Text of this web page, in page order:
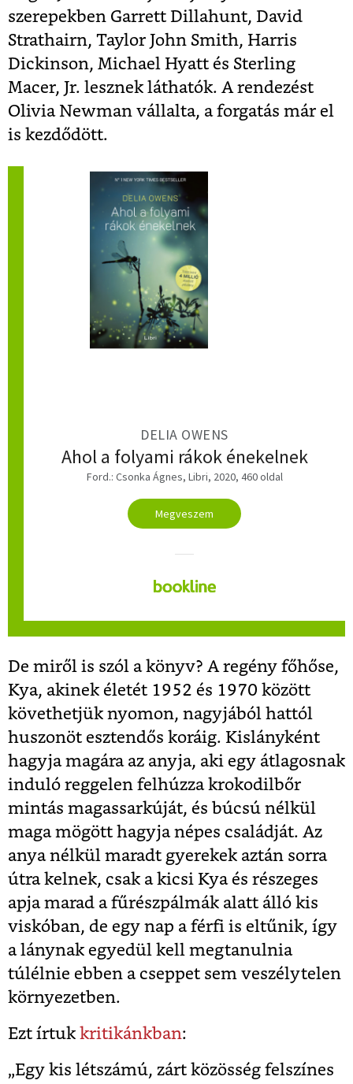
szerepekben Garrett Dillahunt, David
Strathairn, Taylor John Smith, Harris
Dickinson, Michael Hyatt és Sterling
Macer, Jr. lesznek láthatók. A rendezést
Olivia Newman vállalta, a forgatás már el
is kezdődött.
DELIA OWENS
Ahol a folyami rákok énekelnek
Ford.: Csonka Ágnes, Libri, 2020, 460 oldal
Megveszem
De miről is szól a könyv? A regény főhőse,
Kya, akinek életét 1952 és 1970 között
követhetjük nyomon, nagyjából hattól
huszonöt esztendős koráig. Kislányként
hagyja magára az anyja, aki egy átlagosnak
induló reggelen felhúzza krokodilbőr
mintás magassarkúját, és búcsú nélkül
maga mögött hagyja népes családját. Az
anya nélkül maradt gyerekek aztán sorra
útra kelnek, csak a kicsi Kya és részeges
apja marad a fűrészpálmák alatt álló kis
viskóban, de egy nap a férfi is eltűnik, így
a lánynak egyedül kell megtanulnia
túlélnie ebben a cseppet sem veszélytelen
környezetben.
Ezt írtuk kritikánkban:
„Egy kis létszámú, zárt közösség felszínes